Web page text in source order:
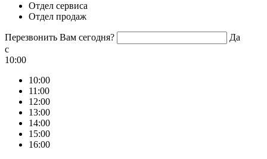
Отдел сервиса
Отдел продаж
Перезвонить Вам сегодня?
Да
c
10:00
10:00
11:00
12:00
13:00
14:00
15:00
16:00